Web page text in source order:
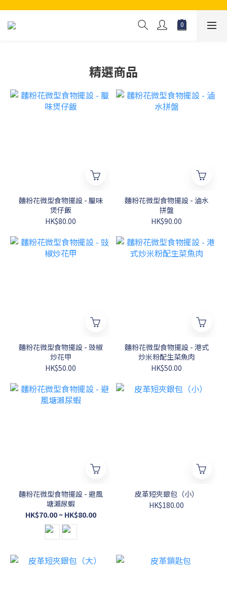
精選商品
麵粉花微型食物擺設 - 臘味
煲仔飯
HK$80.00
麵粉花微型食物擺設 - 滷水
拼盤
HK$90.00
麵粉花微型食物擺設 - 豉椒
炒花甲
HK$50.00
麵粉花微型食物擺設 - 港式
炒米粉配生菜魚肉
HK$50.00
麵粉花微型食物擺設 - 避風
塘瀨尿蝦
HK$70.00 ~ HK$80.00
皮革短夾銀包（小）
HK$180.00